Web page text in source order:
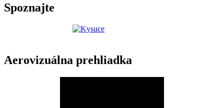
Spoznajte
Aerovizuálna prehliadka